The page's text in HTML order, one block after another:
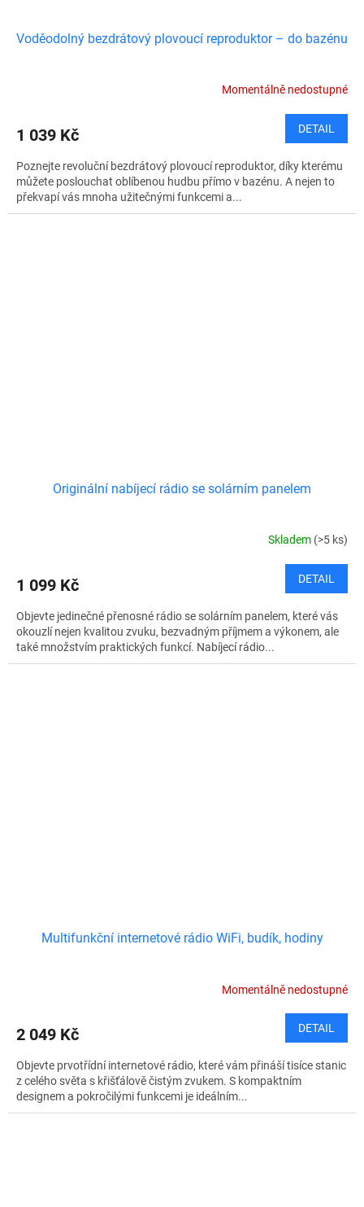
Voděodolný bezdrátový plovoucí reproduktor – do bazénu
Momentálně nedostupné
1 039 Kč DETAIL
Poznejte revoluční bezdrátový plovoucí reproduktor, díky kterému
můžete poslouchat oblíbenou hudbu přímo v bazénu. A nejen to
překvapí vás mnoha užitečnými funkcemi a...
Originální nabíjecí rádio se solárním panelem
Skladem (>5 ks)
1 099 Kč DETAIL
Objevte jedinečné přenosné rádio se solárním panelem, které vás
okouzlí nejen kvalitou zvuku, bezvadným příjmem a výkonem, ale
také množstvím praktických funkcí. Nabíjecí rádio...
Multifunkční internetové rádio WiFi, budík, hodiny
Momentálně nedostupné
2 049 Kč DETAIL
Objevte prvotřídní internetové rádio, které vám přináší tisíce stanic
z celého světa s křišťálově čistým zvukem. S kompaktním
designem a pokročilými funkcemi je ideálním...